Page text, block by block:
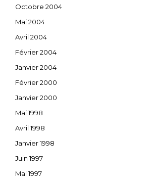
Octobre 2004
Mai 2004
Avril 2004
Février 2004
Janvier 2004
Février 2000
Janvier 2000
Mai 1998
Avril 1998
Janvier 1998
Juin 1997
Mai 1997